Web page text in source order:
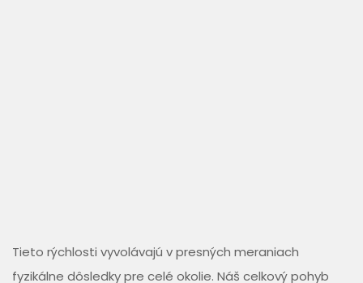
Tieto rýchlosti vyvolávajú v presných meraniach
fyzikálne dôsledky pre celé okolie. Náš celkový pohyb